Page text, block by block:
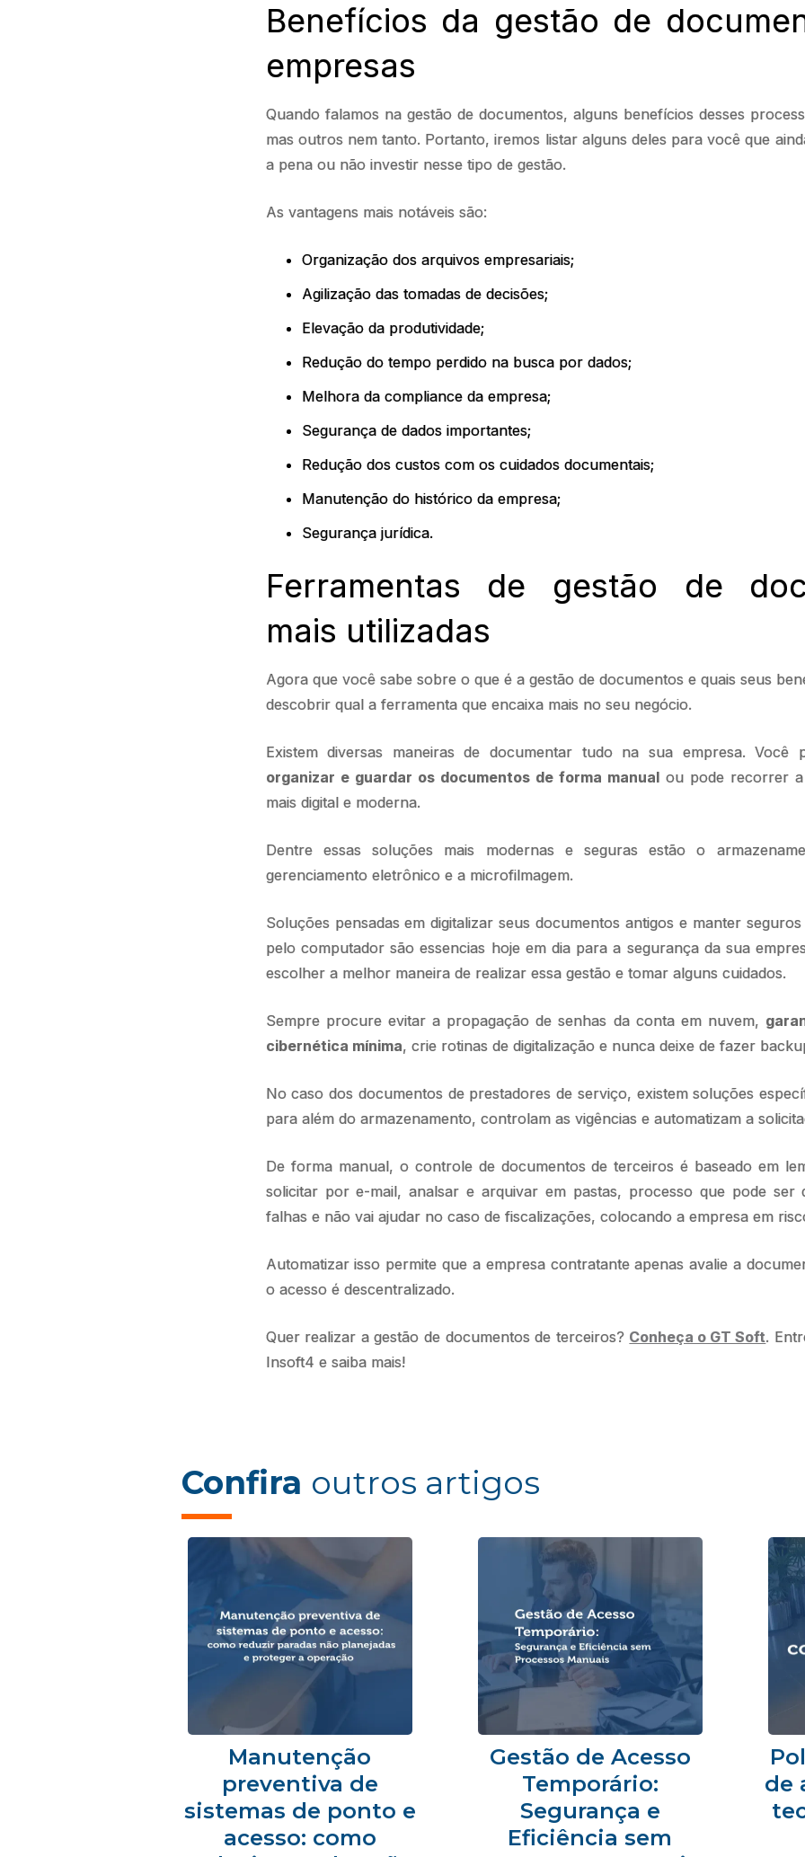
Benefícios da gestão de
empresas
Quando falamos na gestão de documentos, alguns benefícios desses
mas outros nem tanto. Portanto, iremos listar alguns deles para você que
a pena ou não investir nesse tipo de gestão.
As vantagens mais notáveis são:
Organização dos arquivos empresariais;
Agilização das tomadas de decisões;
Elevação da produtividade;
Redução do tempo perdido na busca por dados;
Melhora da compliance da empresa;
Segurança de dados importantes;
Redução dos custos com os cuidados documentais;
Manutenção do histórico da empresa;
Segurança jurídica.
Ferramentas de gestão de
mais utilizadas
Agora que você sabe sobre o que é a gestão de documentos e quais seus
descobrir qual a ferramenta que encaixa mais no seu negócio.
Existem diversas maneiras de documentar tudo na sua empresa. Você
organizar e guardar os documentos de forma manual ou pode recorrer
mais digital e moderna.
Dentre essas soluções mais modernas e seguras estão o
gerenciamento eletrônico e a microfilmagem.
Soluções pensadas em digitalizar seus documentos antigos e manter
pelo computador são essencias hoje em dia para a segurança da sua
escolher a melhor maneira de realizar essa gestão e tomar alguns cuidados.
Sempre procure evitar a propagação de senhas da conta em nuvem,
cibernética mínima, crie rotinas de digitalização e nunca deixe de fazer
No caso dos documentos de prestadores de serviço, existem soluções
para além do armazenamento, controlam as vigências e automatizam a
De forma manual, o controle de documentos de terceiros é baseado em
solicitar por e-mail, analsar e arquivar em pastas, processo que pode ser
falhas e não vai ajudar no caso de fiscalizações, colocando a empresa em
Automatizar isso permite que a empresa contratante apenas avalie a
o acesso é descentralizado.
Quer realizar a gestão de documentos de terceiros? Conheça o GT Soft.
Insoft4 e saiba mais!
Confira outros artigos
Manutenção
preventiva de
sistemas de ponto e
acesso: como
Gestão de Acesso
Temporário:
Segurança e
Eficiência sem
de